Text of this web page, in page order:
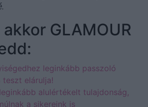
GLAMOUR
leginkább passzoló
teszt elárulja!
alulértékelt tulajdonság,
a sikereink is